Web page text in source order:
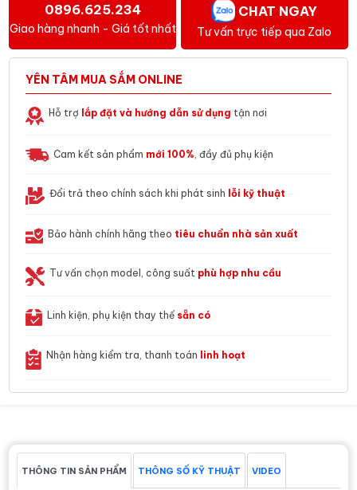
0896.625.234
Giao hàng nhanh - Giá tốt nhất
CHAT NGAY
Tư vấn trực tiếp qua Zalo
YÊN TÂM MUA SẮM ONLINE
Hỗ trợ lắp đặt và hướng dẫn sử dụng tận nơi
Cam kết sản phẩm mới 100% , đầy đủ phụ kiện
Đổi trả theo chính sách khi phát sinh lỗi kỹ thuật
Bảo hành chính hãng theo tiêu chuẩn nhà sản xuất
Tư vấn chọn model, công suất phù hợp nhu cầu
Linh kiện, phụ kiện thay thế sẵn có
Nhận hàng kiểm tra, thanh toán linh hoạt
THÔNG TIN SẢN PHẨM THÔNG SỐ KỸ THUẬT VIDEO